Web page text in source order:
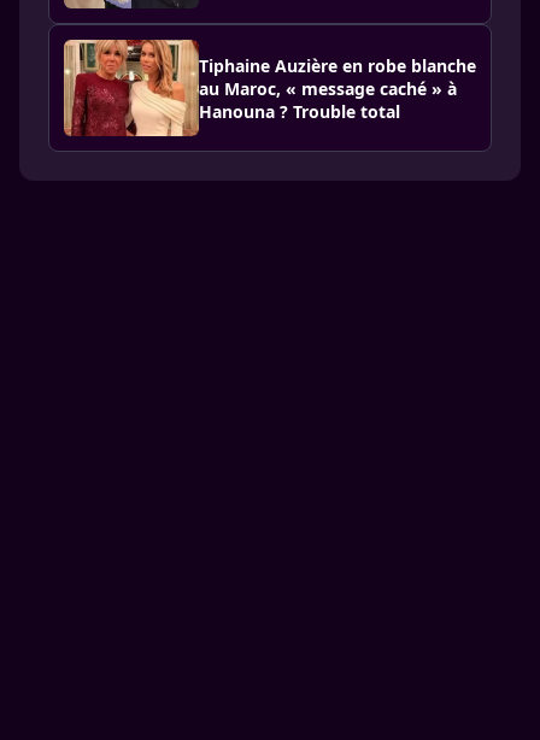
Tiphaine Auzière en robe blanche
au Maroc, « message caché » à
Hanouna ? Trouble total